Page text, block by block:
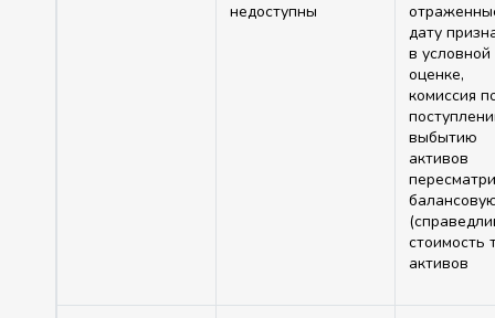
недоступны
дату
в условной
оценке,
комиссия
выбытию
активов
стоимость
активов